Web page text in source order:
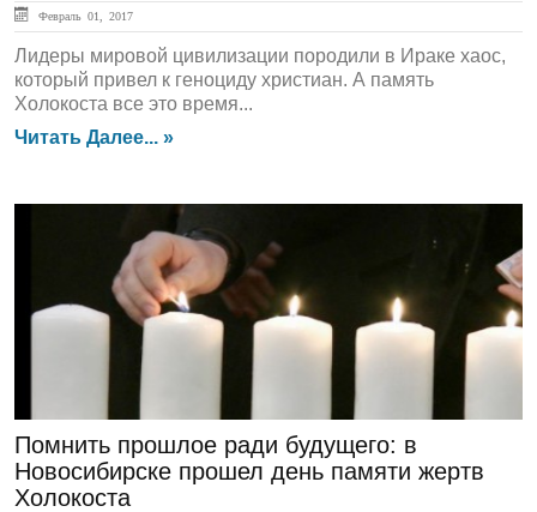
Февраль 01, 2017
Лидеры мировой цивилизации породили в Ираке хаос,
который привел к геноциду христиан. А память
Холокоста все это время...
Читать Далее... »
ЛЕНТА НОВОСТЕЙ
Помнить прошлое ради будущего: в
Новосибирске прошел день памяти жертв
Холокоста